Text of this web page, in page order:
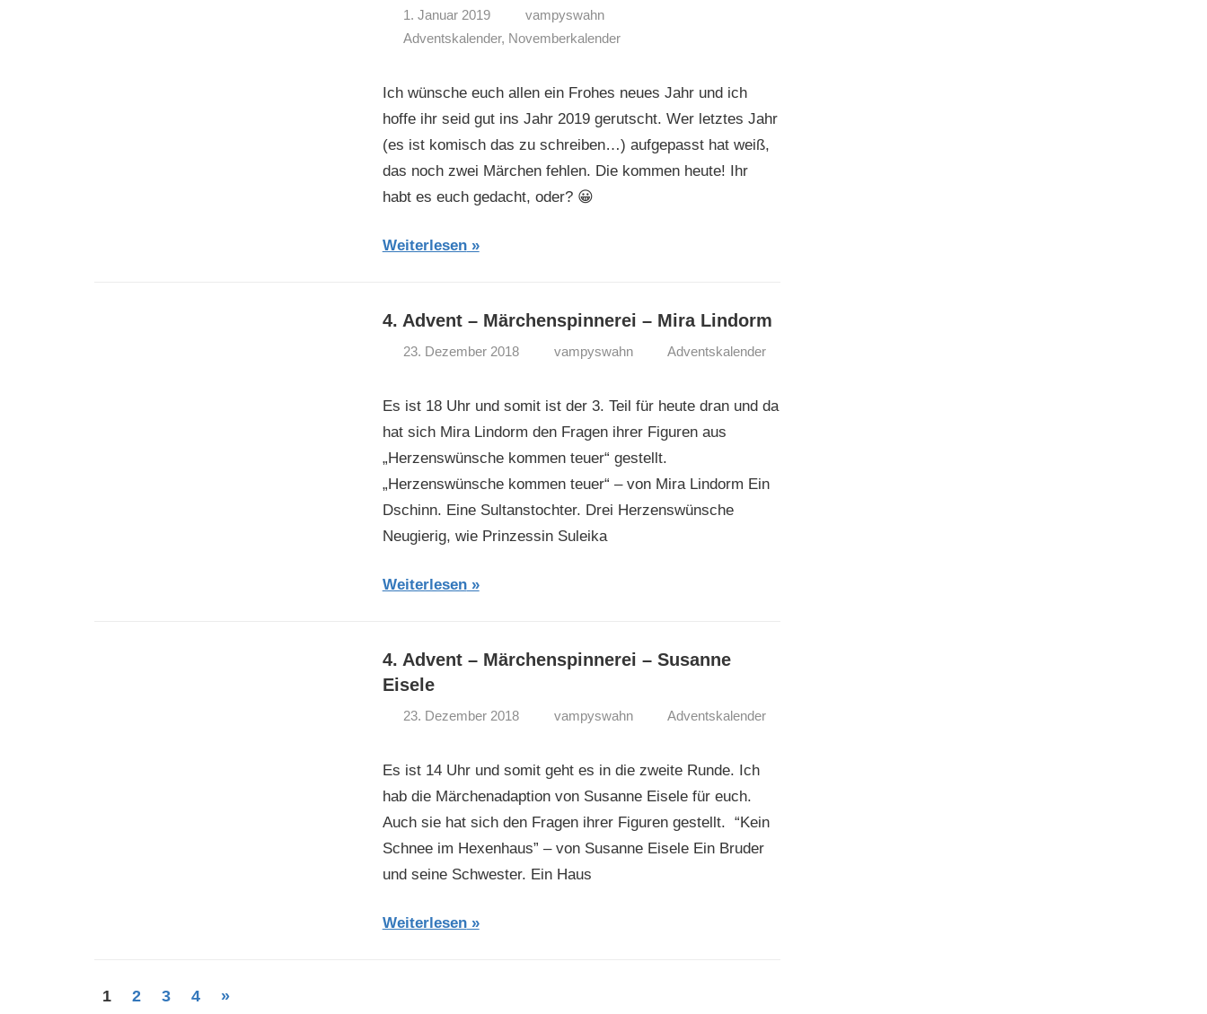
1. Januar 2019
vampyswahn
Adventskalender, Novemberkalender
Ich wünsche euch allen ein Frohes neues Jahr und ich
hoffe ihr seid gut ins Jahr 2019 gerutscht. Wer letztes Jahr
(es ist komisch das zu schreiben…) aufgepasst hat weiß,
das noch zwei Märchen fehlen. Die kommen heute! Ihr
habt es euch gedacht, oder? 😀
Weiterlesen
4. Advent – Märchenspinnerei – Mira Lindorm
23. Dezember 2018 vampyswahn Adventskalender
Es ist 18 Uhr und somit ist der 3. Teil für heute dran und da
hat sich Mira Lindorm den Fragen ihrer Figuren aus
„Herzenswünsche kommen teuer“ gestellt.
„Herzenswünsche kommen teuer“ – von Mira Lindorm Ein
Dschinn. Eine Sultanstochter. Drei Herzenswünsche
Neugierig, wie Prinzessin Suleika
Weiterlesen
4. Advent – Märchenspinnerei – Susanne
Eisele
23. Dezember 2018 vampyswahn Adventskalender
Es ist 14 Uhr und somit geht es in die zweite Runde. Ich
hab die Märchenadaption von Susanne Eisele für euch.
Auch sie hat sich den Fragen ihrer Figuren gestellt. “Kein
Schnee im Hexenhaus” – von Susanne Eisele Ein Bruder
und seine Schwester. Ein Haus
Weiterlesen
Beitragsnavigation
1 2 3 4 Nächste
»